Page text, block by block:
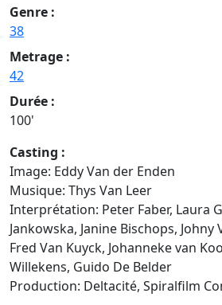
Genre :
38
Metrage :
42
Durée :
100'
Casting :
Image: Eddy Van der Enden
Musique: Thys Van Leer
Interprétation: Peter Faber, Laura
Jankowska, Janine Bischops, Johny
Fred Van Kuyck, Johanneke van
Willekens, Guido De Belder
Production: Deltacité, Spiralfilm